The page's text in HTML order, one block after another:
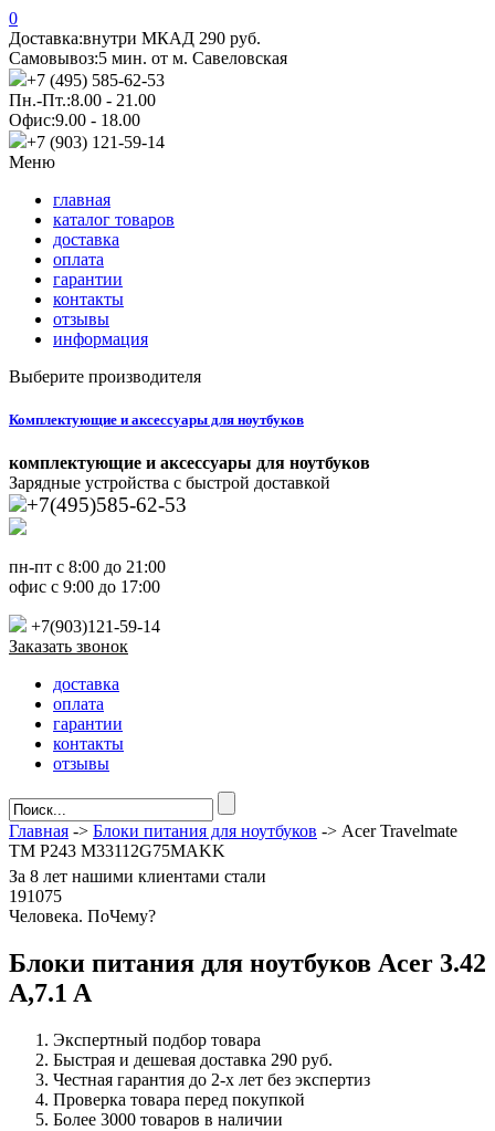
0
Доставка:внутри МКАД 290 руб.
Самовывоз:5 мин. от м. Савеловская
+7 (495) 585-62-53
Пн.-Пт.:8.00 - 21.00
Офис:9.00 - 18.00
+7 (903) 121-59-14
Меню
главная
каталог товаров
доставка
оплата
гарантии
контакты
отзывы
информация
Выберите производителя
Комплектующие и аксессуары для ноутбуков
комплектующие и аксессуары для ноутбуков
Зарядные устройства с быстрой доставкой
+7(495)585-62-53
пн-пт с 8:00 до 21:00
офис с 9:00 до 17:00
+7(903)121-59-14
Заказать звонок
доставка
оплата
гарантии
контакты
отзывы
Главная -> Блоки питания для ноутбуков -> Acer Travelmate
TM P243 M33112G75MAKK
За 8 лет нашими клиентами стали
191075
Человека. ПоЧему?
Блоки питания для ноутбуков Acer 3.42
A,7.1 A
Экспертный подбор товара
Быстрая и дешевая доставка 290 руб.
Честная гарантия до 2-х лет без экспертиз
Проверка товара перед покупкой
Более 3000 товаров в наличии